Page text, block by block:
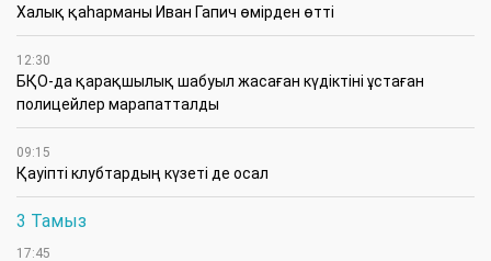
Халық қаһарманы Иван Гапич өмірден өтті
12:30
БҚО-да қарақшылық шабуыл жасаған күдіктіні ұстаған
полицейлер марапатталды
09:15
Қауіпті клубтардың күзеті де осал
3 Тамыз
17:45